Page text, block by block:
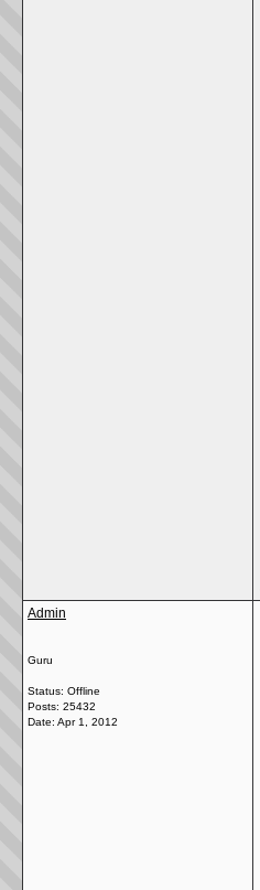
Admin
Guru
Status: Offline
Posts: 25432
Date: Apr 1, 2012